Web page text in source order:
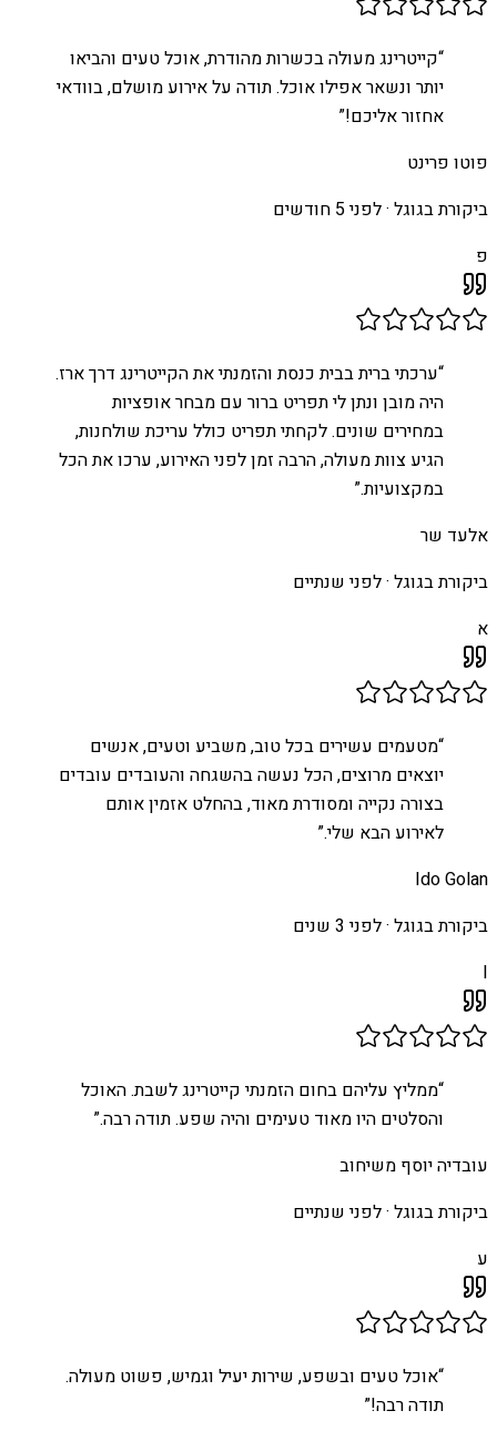
“קייטרינג מעולה בכשרות מהודרת, אוכל טעים והביאו
יותר ונשאר אפילו אוכל. תודה על אירוע מושלם, בוודאי
אחזור אליכם!”
פוטו פרינט
ביקורת בגוגל ·לפני 5 חודשים
פ
“ערכתי ברית בבית כנסת והזמנתי את הקייטרינג דרך ארז.
היה מובן ונתן לי תפריט ברור עם מבחר אופציות
במחירים שונים. לקחתי תפריט כולל עריכת שולחנות,
הגיע צוות מעולה, הרבה זמן לפני האירוע, ערכו את הכל
במקצועיות.”
אלעד שר
ביקורת בגוגל ·לפני שנתיים
א
“מטעמים עשירים בכל טוב, משביע וטעים, אנשים
יוצאים מרוצים, הכל נעשה בהשגחה והעובדים עובדים
בצורה נקייה ומסודרת מאוד, בהחלט אזמין אותם
לאירוע הבא שלי.”
Ido Golan
ביקורת בגוגל ·לפני 3 שנים
I
“ממליץ עליהם בחום הזמנתי קייטרינג לשבת. האוכל
והסלטים היו מאוד טעימים והיה שפע. תודה רבה.”
עובדיה יוסף משיחוב
ביקורת בגוגל ·לפני שנתיים
ע
“אוכל טעים ובשפע, שירות יעיל וגמיש, פשוט מעולה.
תודה רבה!”